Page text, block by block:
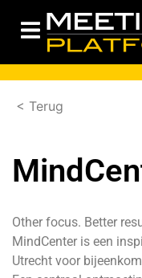
< Terug
Other focus. Better
MindCenter is een
Utrecht voor